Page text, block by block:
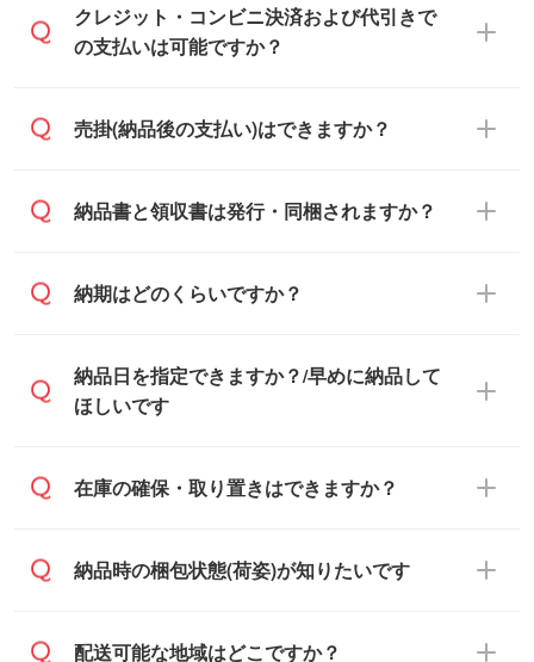
通常、翌営業日までにお送りしておりま
す。混雑状況によっては、お時間をいただ
翌営業日以降のご連絡となります。
クレジット・コンビニ決済および代引きで
の支払いは可能ですか？
銀行振込のみのご対応となります。
売掛(納品後の支払い)はできますか？
基本的には先入金をお願いしております
に対応可能です。
人様からご注文いただく場合でも、お支払
い元が学校や幼稚園・保育園であれば、同
す。
納品書と領収書は発行・同梱されますか？
納品書・領収書は ご依頼をいただいた場合
でお送りします。
原本の郵送をご希望の場合は、担当スタッ
備考欄』よりお知らせください。
納期はどのくらいですか？
・印刷する場合(500個程度)
ご入金、イメージ画像の校了から約2週間
・商品のみ注文する場合(サンプル購入を含
ます。
納期は商品や数量、印刷方法、ご納品場
納品日を指定できますか？/早めに納品して
ほしいです
ご希望の納期がある場合は、お問い合わ
在庫状況や印刷スケジュールを確認のう
在庫の確保・取り置きはできますか？
ご入金確認後に在庫を確保し、注文確定の
納品時の梱包状態(荷姿)が知りたいです
商品によって異なります。各ページにある
配送可能な地域はどこですか？